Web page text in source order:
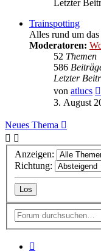
Letzter
Trainspotting
Alles rund um
Moderatoren:
52 Themen
586
Letzter
von atlucs
3. August
Neues Thema
Anzeigen:
Richtung: